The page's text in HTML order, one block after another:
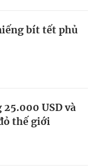
bít tết phủ
USD và
thế giới